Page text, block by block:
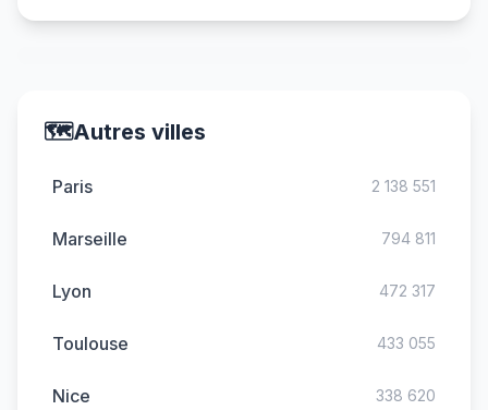
🗺️Autres villes
Paris 2 138 551
Marseille 794 811
Lyon 472 317
Toulouse 433 055
Nice 338 620